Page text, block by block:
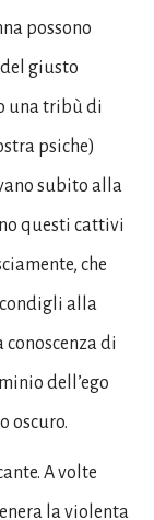
possono
del giusto
una tribù di
psiche)
subito alla
questi cattivi
che
alla
conoscenza di
dell’ego
oscuro.
A volte
la violenta